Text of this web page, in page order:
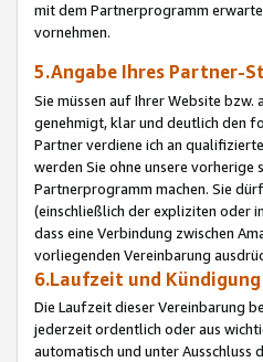
mit dem Partnerprogramm
vornehmen.
5.Angabe Ihres Partner-
Sie müssen auf Ihrer Website
genehmigt, klar und deutlich den
Partner verdiene ich an
werden Sie ohne unsere
Partnerprogramm machen. Sie
(einschließlich der expliziten oder
dass eine Verbindung zwischen
vorliegenden Vereinbarung
6.Laufzeit und Kündigung
Die Laufzeit dieser Vereinbarung
jederzeit ordentlich oder aus
automatisch und unter Ausschluss